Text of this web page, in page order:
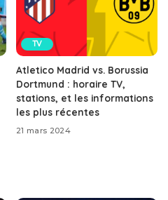
TV
Atletico Madrid vs. Borussia
Dortmund : horaire TV,
stations, et les informations
les plus récentes
21 mars 2024